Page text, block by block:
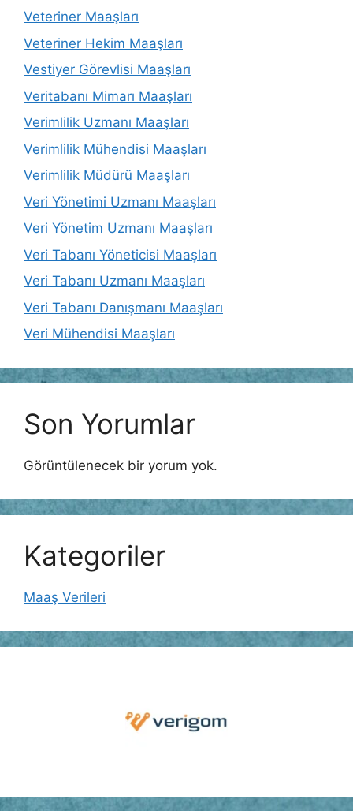
Veteriner Maaşları
Veteriner Hekim Maaşları
Vestiyer Görevlisi Maaşları
Veritabanı Mimarı Maaşları
Verimlilik Uzmanı Maaşları
Verimlilik Mühendisi Maaşları
Verimlilik Müdürü Maaşları
Veri Yönetimi Uzmanı Maaşları
Veri Yönetim Uzmanı Maaşları
Veri Tabanı Yöneticisi Maaşları
Veri Tabanı Uzmanı Maaşları
Veri Tabanı Danışmanı Maaşları
Veri Mühendisi Maaşları
Son Yorumlar
Görüntülenecek bir yorum yok.
Kategoriler
Maaş Verileri